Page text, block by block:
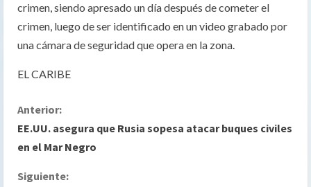
crimen, siendo apresado un día después de cometer el
crimen, luego de ser identificado en un video grabado por
una cámara de seguridad que opera en la zona.
EL CARIBE
S
i
g
Anterior:
EE.UU. asegura que Rusia sopesa atacar buques civiles
en el Mar Negro
Siguiente: